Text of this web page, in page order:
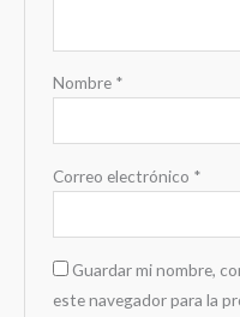
Nombre *
Correo electrónico *
Guardar mi nombre,
este navegador para la